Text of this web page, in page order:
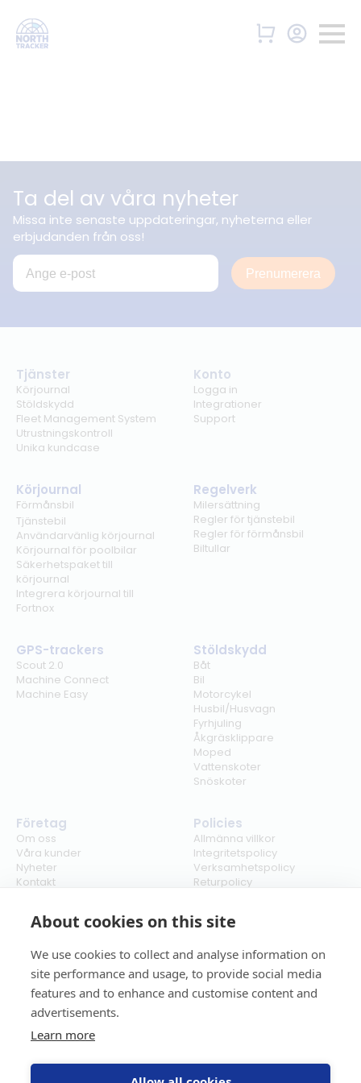
About cookies on this site
We use cookies to collect and analyse information on
site performance and usage, to provide social media
features and to enhance and customise content and
advertisements.
Learn more
Ta del av våra nyheter
Missa inte senaste uppdateringar, nyheterna eller
erbjudanden från oss!
Prenumerera
Tjänster
Körjournal
Stöldskydd
Fleet Management System
Utrustningskontroll
Unika kundcase
Konto
Logga in
Integrationer
Support
Körjournal
Förmånsbil
Tjänstebil
Användarvänlig körjournal
Körjournal för poolbilar
Säkerhetspaket till
körjournal
Integrera körjournal till
Fortnox
Regelverk
Milersättning
Regler för tjänstebil
Regler för förmånsbil
Biltullar
GPS-trackers
Scout 2.0
Machine Connect
Machine Easy
Stöldskydd
Båt
Bil
Motorcykel
Husbil/Husvagn
Fyrhjuling
Åkgräsklippare
Moped
Vattenskoter
Snöskoter
Företag
Om oss
Våra kunder
Nyheter
Kontakt
Policies
Allmänna villkor
Integritetspolicy
Verksamhetspolicy
Returpolicy
Cookies